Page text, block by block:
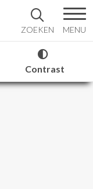
ZOEKEN MENU
Contrast